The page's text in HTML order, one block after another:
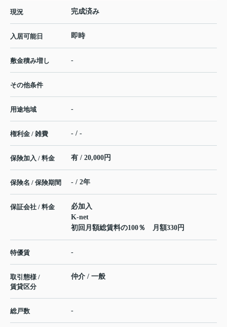
現況 完成済み
入居可能日 即時
敷金積み増し -
その他条件
用途地域 -
権利金 / 雑費 - / -
保険加入 / 料金 有 / 20,000円
保険名 / 保険期間 - / 2年
保証会社 / 料金
必加入
K-net
初回月額総賃料の100％ 月額330円
特優賃 -
取引態様 /
賃貸区分
仲介 / 一般
総戸数 -